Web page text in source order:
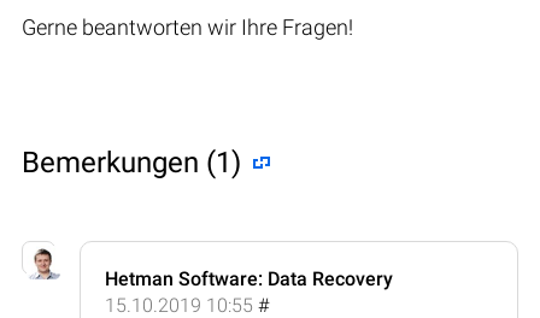
Gerne beantworten wir Ihre Fragen!
Bemerkungen (1)
Hetman Software: Data Recovery
15.10.2019 10:55 #